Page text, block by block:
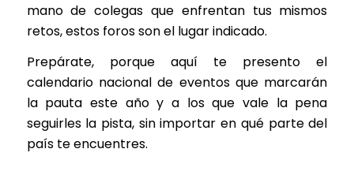
mano de colegas que enfrentan tus mismos
retos, estos foros son el lugar indicado.
Prepárate, porque aquí te presento el
calendario nacional de eventos que marcarán
la pauta este año y a los que vale la pena
seguirles la pista, sin importar en qué parte del
país te encuentres.